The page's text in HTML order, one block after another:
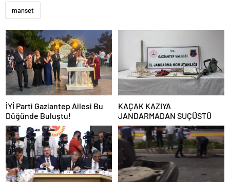
manset
İYİ Parti Gaziantep Ailesi Bu
Düğünde Buluştu!
KAÇAK KAZIYA
JANDARMADAN SUÇÜSTÜ